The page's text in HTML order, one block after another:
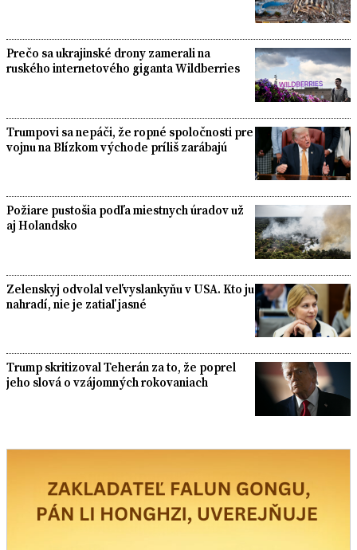
Prečo sa ukrajinské drony zamerali na
ruského internetového giganta Wildberries
Trumpovi sa nepáči, že ropné spoločnosti pre
vojnu na Blízkom východe príliš zarábajú
Požiare pustošia podľa miestnych úradov už
aj Holandsko
Zelenskyj odvolal veľvyslankyňu v USA. Kto ju
nahradí, nie je zatiaľ jasné
Trump skritizoval Teherán za to, že poprel
jeho slová o vzájomných rokovaniach